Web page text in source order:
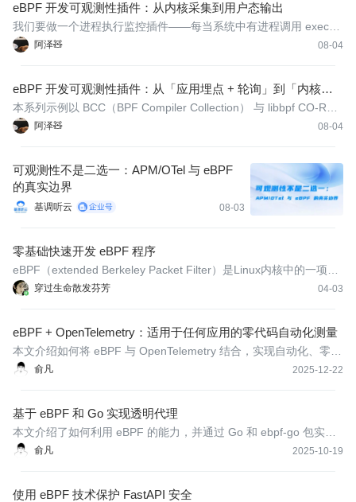
eBPF 开发可观测性插件：从内核采集到用户态输出
阿泽🧸 08-04
我们要做一个进程执行监控插件——每当系统中有进程调用 execve
（即启动新程序），就记录其 pid、进程名与被执行文件的路径，并
eBPF 开发可观测性插件：从「应用埋点 + 轮询」到「内核态
事件驱动」
阿泽🧸 08-04
本系列示例以 BCC（BPF Compiler Collection） 与 libbpf CO-RE
两种主流方式展开，代码均可在 Linux（内核 ≥ 4.9，建议 ≥ 5.8 以
可观测性不是二选一：APM/OTel 与 eBPF
的真实边界
基调听云 08-03
零基础快速开发 eBPF 程序
穿过生命散发芬芳 04-03
eBPF（extended Berkeley Packet Filter）是Linux内核中的一项革
命性技术，允许开发者在不修改内核源码的情况下安全运行沙盒化
eBPF + OpenTelemetry：适用于任何应用的零代码自动化测量
俞凡 2025-12-22
本文介绍如何将 eBPF 与 OpenTelemetry 结合，实现自动化、零代
码的分布式追踪和可观测性系统，了解 Odigos、Beyla 和 OpenTel
基于 eBPF 和 Go 实现透明代理
俞凡 2025-10-19
本文介绍了如何利用 eBPF 的能力，并通过 Go 和 ebpf-go 包实现
高性能透明代理。
使用 eBPF 技术保护 FastAPI 安全